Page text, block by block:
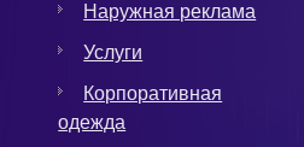
Наружная реклама
Услуги
Корпоративная
одежда